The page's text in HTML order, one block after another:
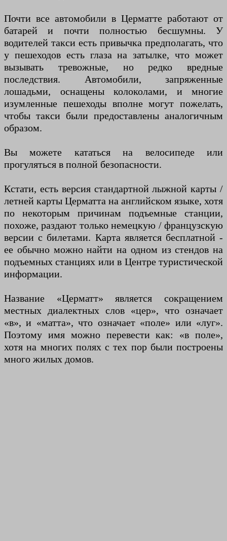
Почти все автомобили в Церматте работают от
батарей и почти полностью бесшумны. У
водителей такси есть привычка предполагать, что
у пешеходов есть глаза на затылке, что может
вызывать тревожные, но редко вредные
последствия. Автомобили, запряженные
лошадьми, оснащены колоколами, и многие
изумленные пешеходы вполне могут пожелать,
чтобы такси были предоставлены аналогичным
образом.
Вы можете кататься на велосипеде или
прогуляться в полной безопасности.
Кстати, есть версия стандартной лыжной карты /
летней карты Церматта на английском языке, хотя
по некоторым причинам подъемные станции,
похоже, раздают только немецкую / французскую
версии с билетами. Карта является бесплатной -
ее обычно можно найти на одном из стендов на
подъемных станциях или в Центре туристической
информации.
Название «Церматт» является сокращением
местных диалектных слов «цер», что означает
«в», и «матта», что означает «поле» или «луг».
Поэтому имя можно перевести как: «в поле»,
хотя на многих полях с тех пор были построены
много жилых домов.